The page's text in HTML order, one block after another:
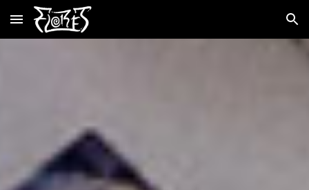
Skip to main content Skip to navigation